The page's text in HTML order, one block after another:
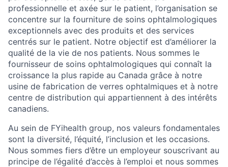
professionnelle et axée sur le patient, l’organisation se
concentre sur la fourniture de soins ophtalmologiques
exceptionnels avec des produits et des services
centrés sur le patient. Notre objectif est d’améliorer la
qualité de la vie de nos patients. Nous sommes le
fournisseur de soins ophtalmologiques qui connaît la
croissance la plus rapide au Canada grâce à notre
usine de fabrication de verres ophtalmiques et à notre
centre de distribution qui appartiennent à des intérêts
canadiens.
Au sein de FYihealth group, nos valeurs fondamentales
sont la diversité, l’équité, l’inclusion et les occasions.
Nous sommes fiers d’être un employeur souscrivant au
principe de l’égalité d’accès à l’emploi et nous sommes